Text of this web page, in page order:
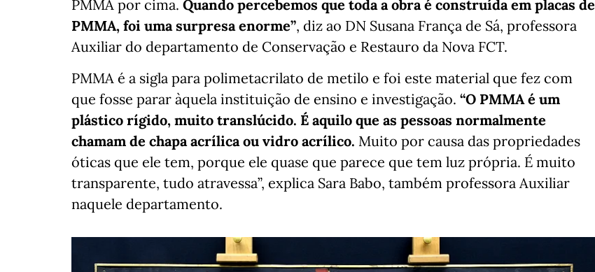
PMMA por cima. Quando percebemos que toda a obra é construída em placas de
PMMA, foi uma surpresa enorme”, diz ao DN Susana França de Sá, professora
Auxiliar do departamento de Conservação e Restauro da Nova FCT.
PMMA é a sigla para polimetacrilato de metilo e foi este material que fez com
que fosse parar àquela instituição de ensino e investigação. “O PMMA é um
plástico rígido, muito translúcido. É aquilo que as pessoas normalmente
chamam de chapa acrílica ou vidro acrílico. Muito por causa das propriedades
óticas que ele tem, porque ele quase que parece que tem luz própria. É muito
transparente, tudo atravessa”, explica Sara Babo, também professora Auxiliar
naquele departamento.